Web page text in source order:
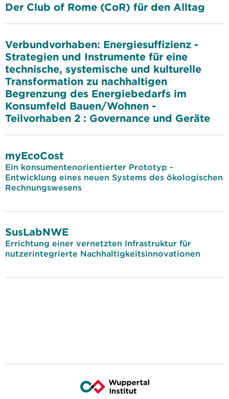
Der Club of Rome (CoR) für den Alltag
Verbundvorhaben: Energiesuffizienz -
Strategien und Instrumente für eine
technische, systemische und kulturelle
Transformation zu nachhaltigen
Begrenzung des Energiebedarfs im
Konsumfeld Bauen/Wohnen -
Teilvorhaben 2 : Governance und Geräte
myEcoCost
Ein konsumentenorientierter Prototyp -
Entwicklung eines neuen Systems des ökologischen
Rechnungswesens
SusLabNWE
Errichtung einer vernetzten Infrastruktur für
nutzerintegrierte Nachhaltigkeitsinnovationen